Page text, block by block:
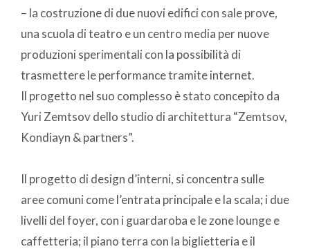
– la costruzione di due nuovi edifici con sale prove,
una scuola di teatro e un centro media per nuove
produzioni sperimentali con la possibilità di
trasmettere le performance tramite internet.
Il progetto nel suo complesso è stato concepito da
Yuri Zemtsov dello studio di architettura “Zemtsov,
Kondiayn & partners”.
Il progetto di design d’interni, si concentra sulle
aree comuni come l’entrata principale e la scala; i due
livelli del foyer, con i guardaroba e le zone lounge e
caffetteria; il piano terra con la biglietteria e il